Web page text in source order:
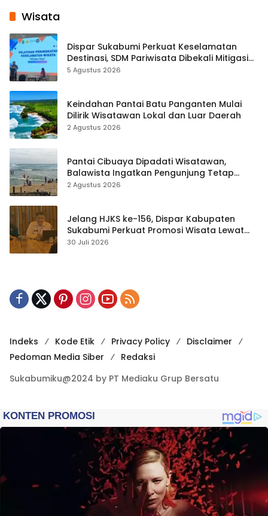
Wisata
Dispar Sukabumi Perkuat Keselamatan
Destinasi, SDM Pariwisata Dibekali Mitigasi
hingga Teknik Evakuasi
5 Agustus 2026
Keindahan Pantai Batu Panganten Mulai
Dilirik Wisatawan Lokal dan Luar Daerah
2 Agustus 2026
Pantai Cibuaya Dipadati Wisatawan,
Balawista Ingatkan Pengunjung Tetap
Waspada
2 Agustus 2026
Jelang HJKS ke-156, Dispar Kabupaten
Sukabumi Perkuat Promosi Wisata Lewat
Publikasi Digital
30 Juli 2026
Indeks Kode Etik Privacy Policy
Disclaimer
Pedoman Media Siber
Redaksi
Sukabumiku@2024 by PT Mediaku Grup Bersatu